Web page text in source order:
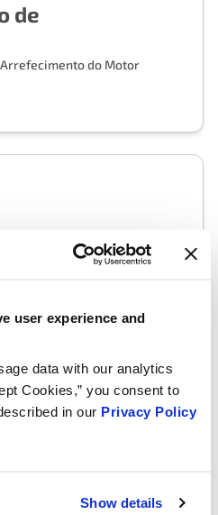
user experience and
data with our analytics
Cookies,” you consent to
in our Privacy Policy
Show details
de
do Motor